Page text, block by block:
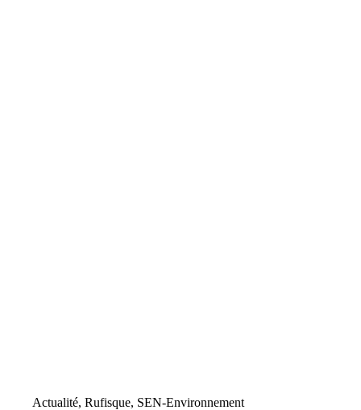
Actualité, Rufisque, SEN-Environnement